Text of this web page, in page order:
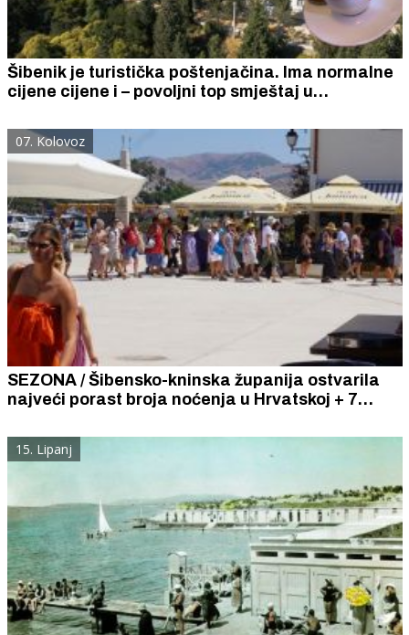
Šibenik je turistička poštenjačina. Ima normalne
cijene cijene i – povoljni top smještaj u
07. Kolovoz
SEZONA / Šibensko-kninska županija ostvarila
najveći porast broja noćenja u Hrvatskoj + 7
15. Lipanj